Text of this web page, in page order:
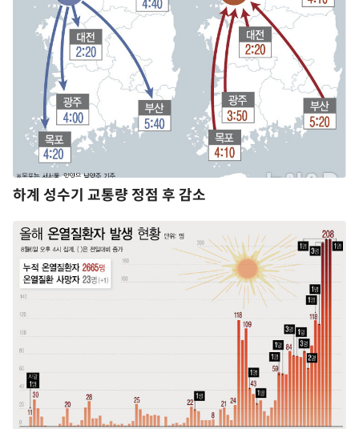
하계 성수기 교통량 정점 후 감소